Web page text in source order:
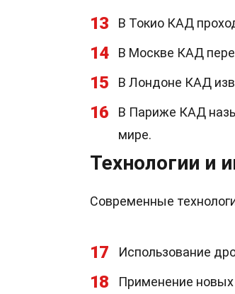
13 В Токио КАД
14 В Москве КАД
15 В Лондоне КАД
16
В Париже КАД
мире.
Технологии и
Современные
17 Использование
18 Применение новых